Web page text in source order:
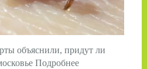
объяснили, придут ли
Подробнее